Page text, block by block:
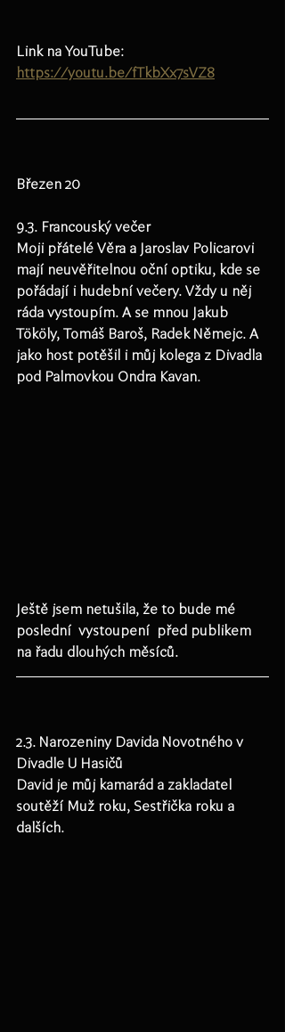
Link na YouTube:
https://youtu.be/fTkbXx7sVZ8
Březen 20
9.3. Francouský večer
Moji přátelé Věra a Jaroslav Policarovi
mají neuvěřitelnou oční optiku, kde se
pořádají i hudební večery. Vždy u něj
ráda vystoupím. A se mnou Jakub
Tököly, Tomáš Baroš, Radek Němejc. A
jako host potěšil i můj kolega z Divadla
pod Palmovkou Ondra Kavan.
Ještě jsem netušila, že to bude mé
poslední  vystoupení  před publikem
na řadu dlouhých měsíců.
2.3. Narozeniny Davida Novotného v
Divadle U Hasičů
David je můj kamarád a zakladatel
soutěží Muž roku, Sestřička roku a
dalších.